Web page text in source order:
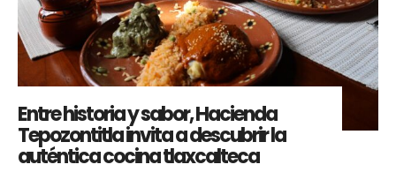
Entre historia y sabor, Hacienda
Tepozontitla invita a descubrir la
auténtica cocina tlaxcalteca